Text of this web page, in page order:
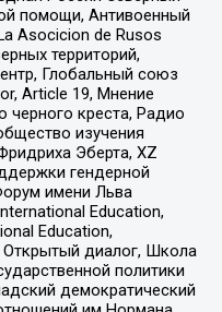
помощи, Антивоенный
Asocicion de Rusos
территорий,
Глобальный союз
Article 19, Мнение
черного креста, Радио
изучения
Эберта, XZ
гендерной
имени Льва
Education,
Education,
Открытый диалог, Школа
политики
демократический